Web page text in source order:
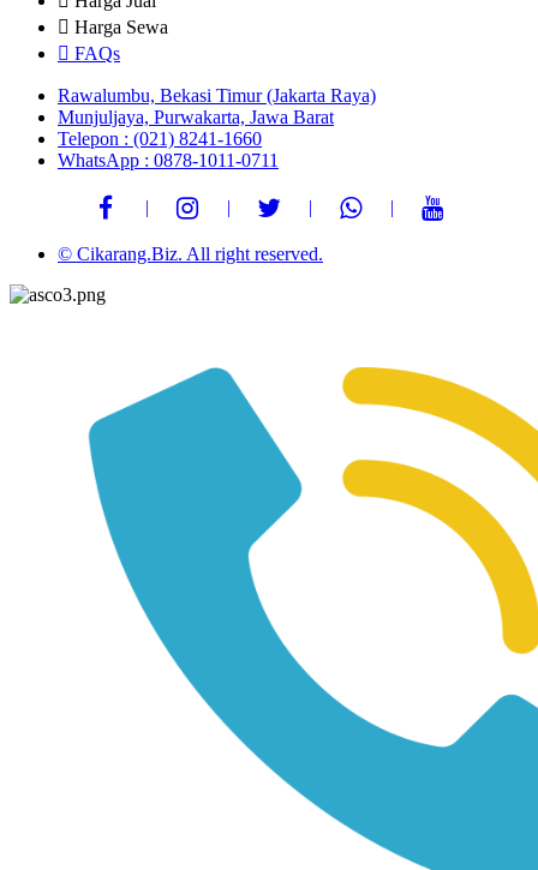
Harga Sewa
FAQs
Rawalumbu, Bekasi Timur (Jakarta Raya)
Munjuljaya, Purwakarta, Jawa Barat
Telepon : (021) 8241-1660
WhatsApp : 0878-1011-0711
© Cikarang.Biz. All right reserved.